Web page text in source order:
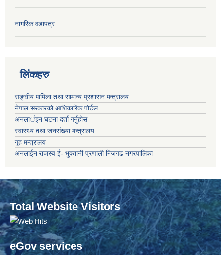
नागरिक वडापत्र
लिंकहरु
सङ्‍घीय मामिला तथा सामान्य प्रशासन मन्त्रालय
नेपाल सरकारको आधिकारिक पोर्टल
अनलार्इन घटना दर्ता गर्नुहोस
स्वास्थ्य तथा जनसंख्या मन्त्रालय
गृह मन्त्रालय
अनलाईन राजस्व ई- भुक्तानी प्रणाली निजगढ नगरपालिका
Total Website Visitors
eGov services